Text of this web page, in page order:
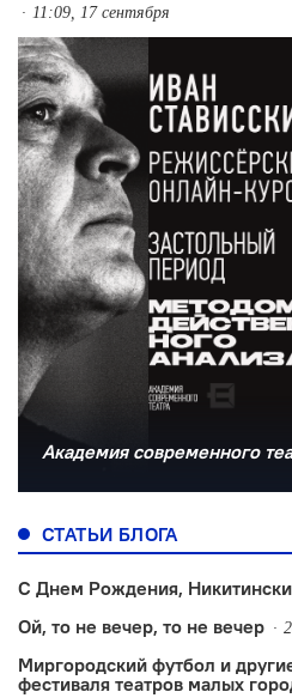
11:09, 17 сентября
Академия современного
СТАТЬИ БЛОГА
С Днем Рождения,
Ой, то не вечер, то не вечер
Миргородский футбол и
фестиваля театров малых